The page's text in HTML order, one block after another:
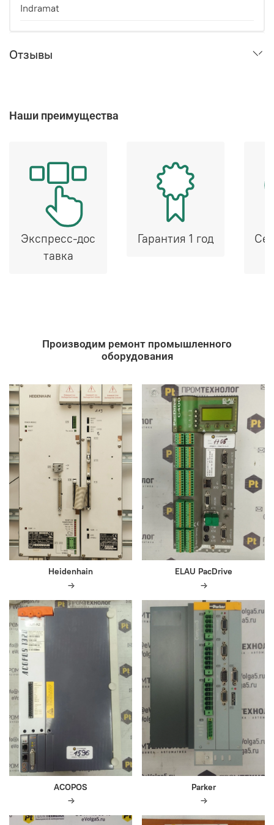
Indramat
Отзывы
Наши преимущества
Экспресс-дос
тавка
Гарантия 1 год
Производим ремонт промышленного
оборудования
Heidenhain ELAU PacDrive
ACOPOS Parker